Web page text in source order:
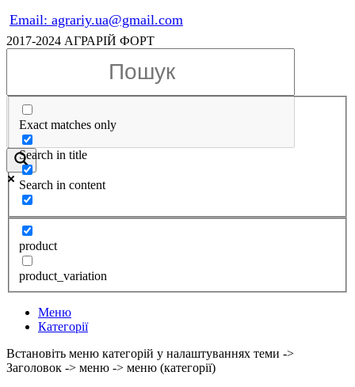
Email: agrariy.ua@gmail.com
2017-2024 АГРАРІЙ ФОРТ
Exact matches only
Search in title
Search in content
product
product_variation
Меню
Категорії
Встановіть меню категорій у налаштуваннях теми ->
Заголовок -> меню -> меню (категорії)